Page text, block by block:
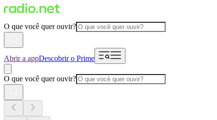
O que você quer ouvir?
Abrir a appDescobrir o Prime
O que você quer ouvir?